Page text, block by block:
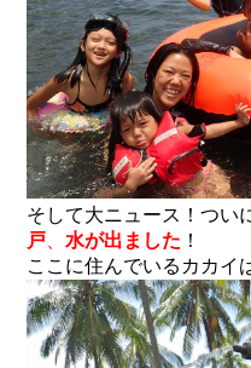
そして大ニュース！つい
戸
水が出ました ！
ここに住んでいるカカイ